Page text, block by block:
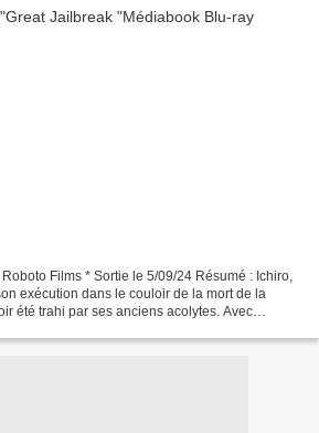
Films * Sortie le 5/09/24 Résumé : Ichiro,
exécution dans le couloir de la mort de la
été trahi par ses anciens acolytes. Avec